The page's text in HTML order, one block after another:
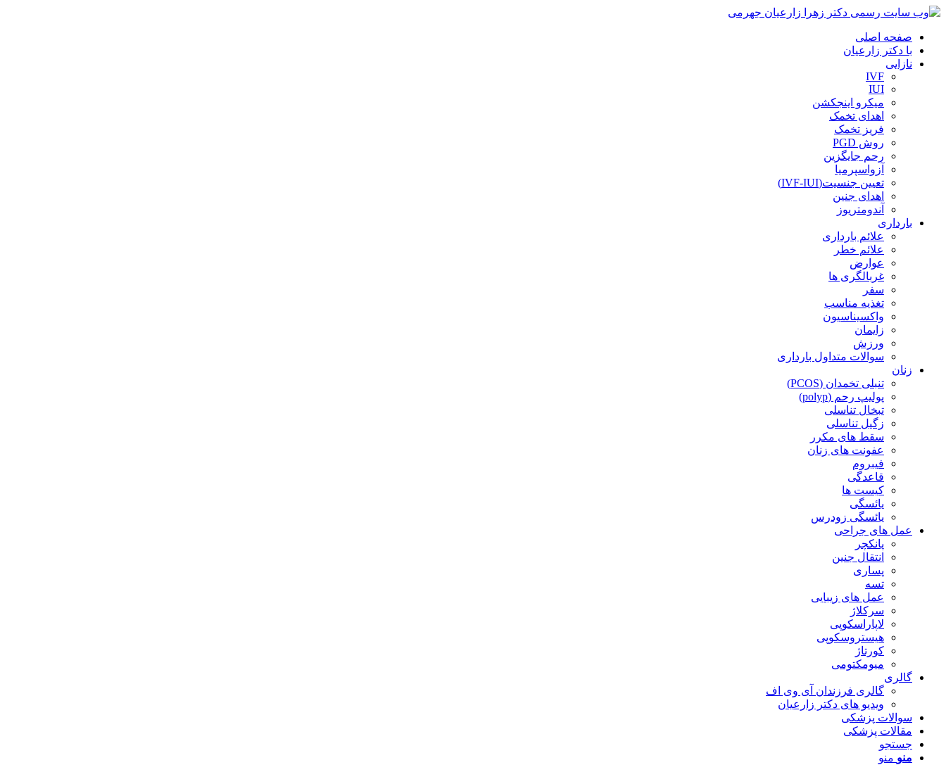
صفحه اصلی
با دکتر زارعیان
نازایی
IVF
IUI
میکرو اینجکشن
اهدای تخمک
فریز تخمک
روش PGD
رحم جایگزین
آزواسپرمیا
تعیین جنسیت(IVF-IUI)
اهدای جنین
آندومتریوز
بارداری
علائم بارداری
علائم خطر
عوارض
غربالگری ها
سفر
تغذیه مناسب
واکسیناسیون
زایمان
ورزش
سوالات متداول بارداری
زنان
تنبلی تخمدان (PCOS)
پولیپ رحم (polyp)
تبخال تناسلی
زگیل تناسلی
سقط های مکرر
عفونت های زنان
فیبروم
قاعدگی
کیست ها
یائسگی
یائسگی زودرس
عمل های جراحی
پانکچر
انتقال جنین
پساری
تسه
عمل های زیبایی
سرکلاژ
لاپاراسکوپی
هیستروسکوپی
کورتاژ
میومکتومی
گالری
گالری فرزندان آی وی اف
ویدیو های دکتر زارعیان
سوالات پزشکی
مقالات پزشکی
جستجو
منو منو